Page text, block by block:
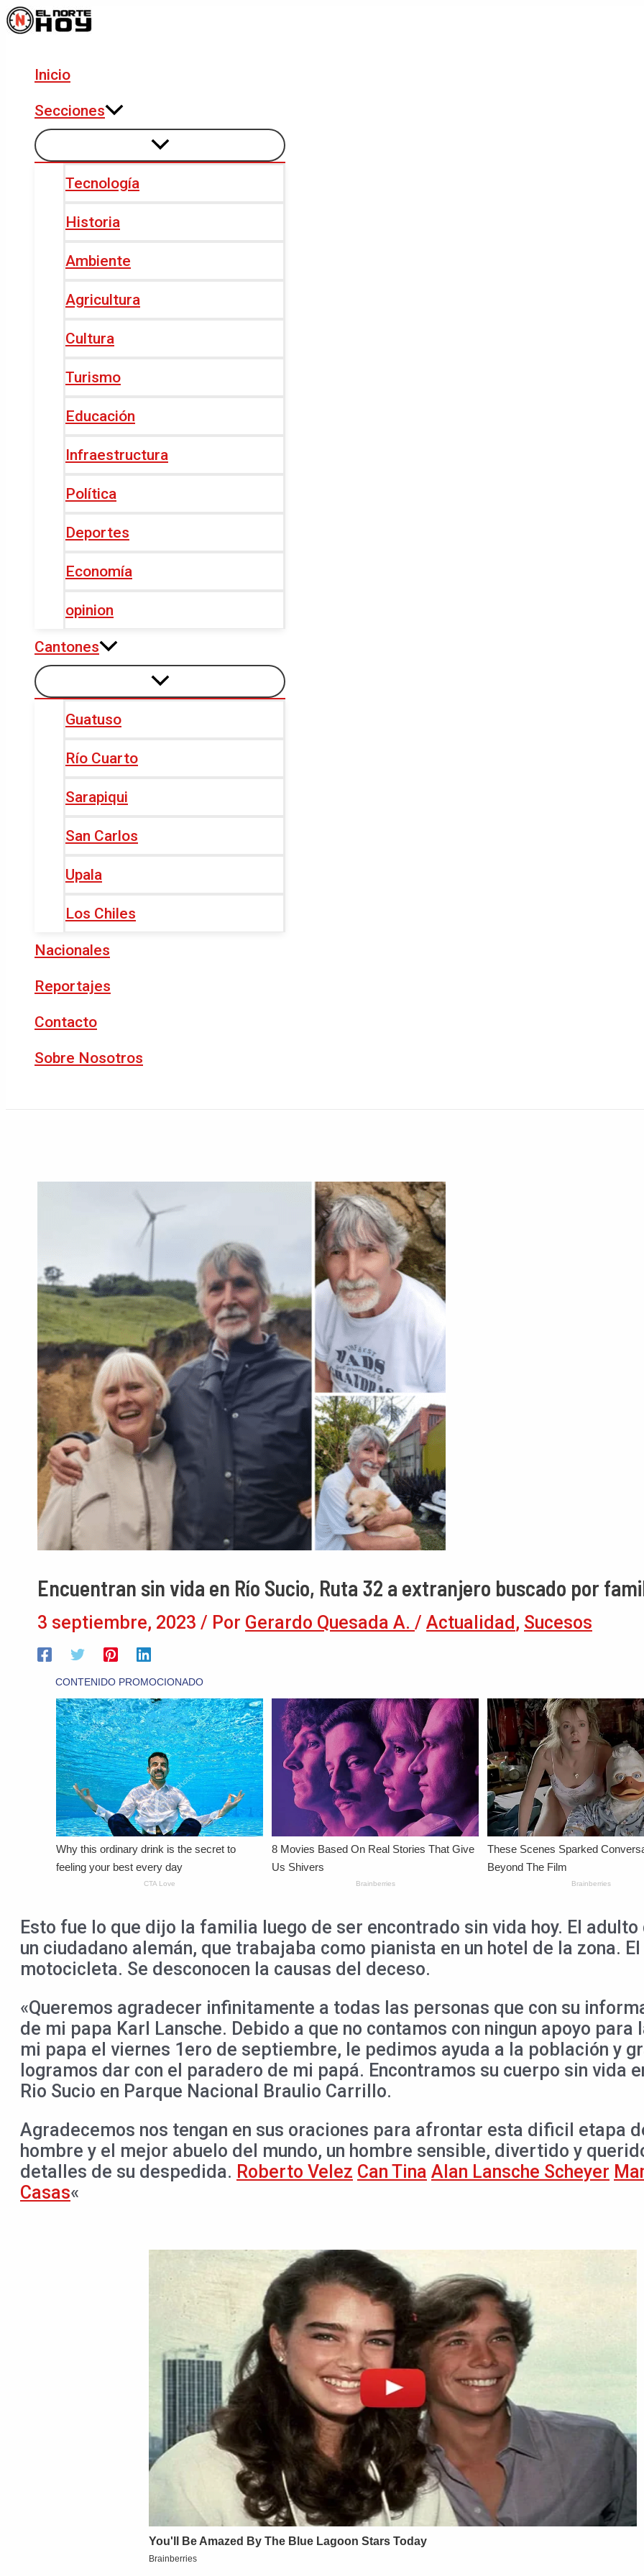
Ir
al
Inicio
Secciones
Tecnología
Historia
Ambiente
Agricultura
Cultura
Turismo
Educación
Infraestructura
Política
Deportes
Economía
opinion
Cantones
Guatuso
Río Cuarto
Sarapiqui
San Carlos
Upala
Los Chiles
Nacionales
Reportajes
Contacto
Sobre Nosotros
Encuentran sin vida en Río Sucio, Ruta 32 a extranjero buscado por
3 septiembre, 2023 / Por Gerardo Quesada A. / Actualidad , Sucesos
Esto fue lo que dijo la familia luego de ser encontrado sin vida hoy. El
un ciudadano alemán, que trabajaba como pianista en un hotel de la zona.
motocicleta. Se desconocen la causas del deceso.
«Queremos agradecer infinitamente a todas las personas que con su
de mi papa Karl Lansche. Debido a que no contamos con ningun apoyo
mi papa el viernes 1ero de septiembre, le pedimos ayuda a la población y
logramos dar con el paradero de mi papá. Encontramos su cuerpo sin vida
Rio Sucio en Parque Nacional Braulio Carrillo.
Agradecemos nos tengan en sus oraciones para afrontar esta dificil etapa
hombre y el mejor abuelo del mundo, un hombre sensible, divertido y
detalles de su despedida. Roberto Velez Can Tina Alan Lansche Scheyer
Casas«
Navegación
de